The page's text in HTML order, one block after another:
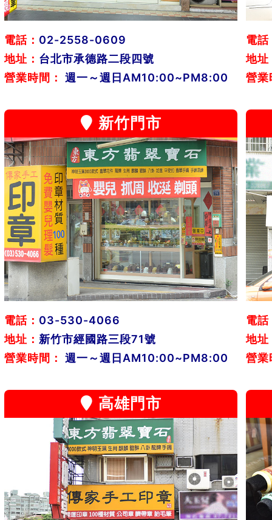
電話： 02-2558-0609
地址： 台北市承德路二段四號
營業時間：
週一～週日AM10:00~PM8:00
電話
地址
營業
新竹門市
電話： 03-530-4066
地址： 新竹市經國路三段71號
營業時間：
週一～週日AM10:00~PM8:00
電話
地址
營業
高雄門市